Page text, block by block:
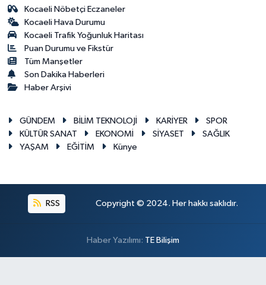
Kocaeli Nöbetçi Eczaneler
Kocaeli Hava Durumu
Kocaeli Trafik Yoğunluk Haritası
Puan Durumu ve Fikstür
Tüm Manşetler
Son Dakika Haberleri
Haber Arşivi
GÜNDEM BİLİM TEKNOLOJİ KARİYER
SPOR
KÜLTÜR SANAT
EKONOMİ SİYASET
SAĞLIK
YAŞAM
EĞİTİM Künye
RSS Copyright © 2024. Her hakkı saklıdır.
Haber Yazılımı: TE Bilişim